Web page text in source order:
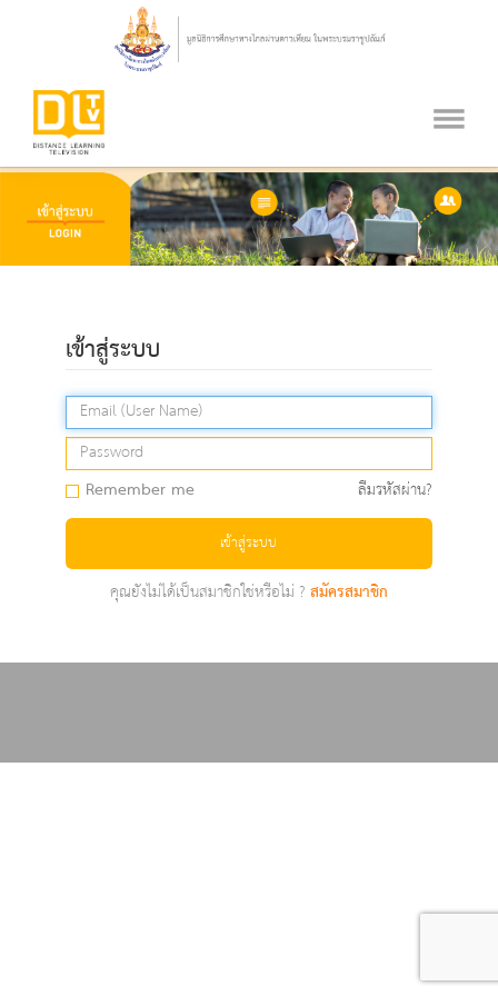
เข้าสู่ระบบ
Remember me ลืมรหัสผ่าน?
เข้าสู่ระบบ
คุณยังไม่ได้เป็นสมาชิกใช่หรือไม่ ?สมัครสมาชิก